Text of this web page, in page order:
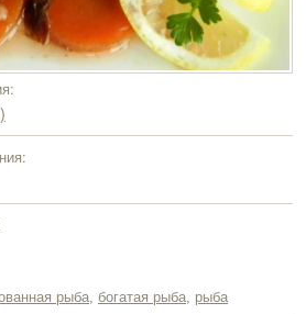
рыба, богатая рыба, рыба